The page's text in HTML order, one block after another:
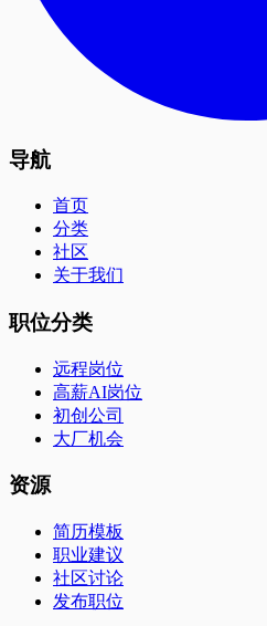
导航
首页
分类
社区
关于我们
职位分类
远程岗位
高薪AI岗位
初创公司
大厂机会
资源
简历模板
职业建议
社区讨论
发布职位